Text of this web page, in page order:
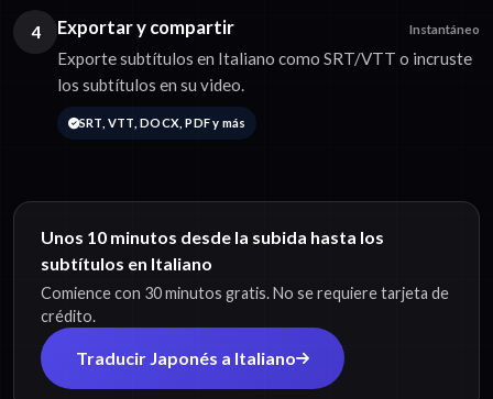
4 Exportar y compartir Instantáneo
Exporte subtítulos en Italiano como SRT/VTT o incruste
los subtítulos en su video.
SRT, VTT, DOCX, PDF y más
Unos 10 minutos desde la subida hasta los
subtítulos en Italiano
Comience con 30 minutos gratis. No se requiere tarjeta de
crédito.
Traducir Japonés a Italiano